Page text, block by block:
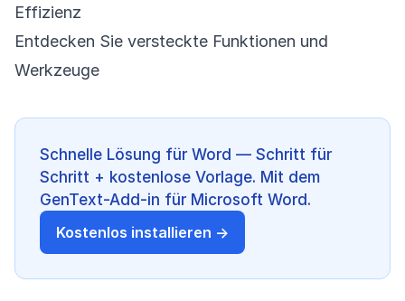
Effizienz
Entdecken Sie versteckte Funktionen und
Werkzeuge
Schnelle Lösung für Word — Schritt für
Schritt + kostenlose Vorlage. Mit dem
GenText-Add-in für Microsoft Word.
Kostenlos installieren →